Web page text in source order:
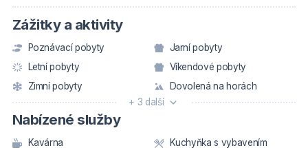
Zážitky a aktivity
Poznávací pobyty
Jarní pobyty
Letní pobyty
Víkendové pobyty
Zimní pobyty
Dovolená na horách
+ 3 další
Nabízené služby
Kavárna
Kuchyňka s vybavením